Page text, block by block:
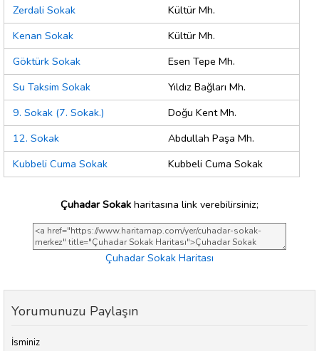
Zerdali Sokak
Kültür Mh.
Kenan Sokak
Kültür Mh.
Göktürk Sokak
Esen Tepe Mh.
Su Taksim Sokak
Yıldız Bağları Mh.
9. Sokak (7. Sokak.)
Doğu Kent Mh.
12. Sokak
Abdullah Paşa Mh.
Kubbeli Cuma Sokak
Kubbeli Cuma Sokak
Çuhadar Sokak haritasına link verebilirsiniz;
Çuhadar Sokak Haritası
Yorumunuzu Paylaşın
İsminiz